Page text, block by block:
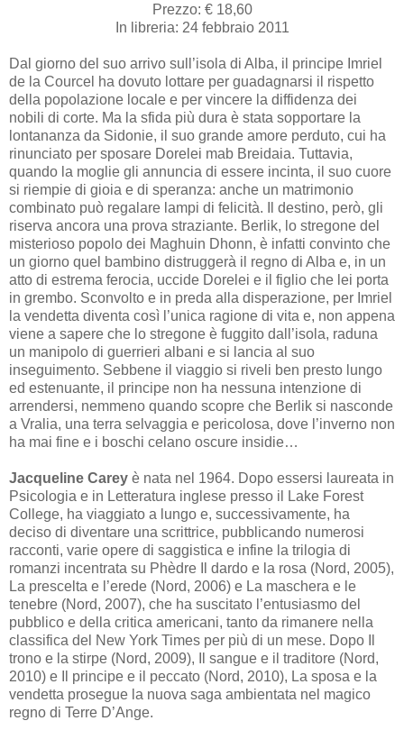
Prezzo: € 18,60
In libreria: 24 febbraio 2011
Dal giorno del suo arrivo sull’isola di Alba, il principe Imriel
de la Courcel ha dovuto lottare per guadagnarsi il rispetto
della popolazione locale e per vincere la diffidenza dei
nobili di corte. Ma la sfida più dura è stata sopportare la
lontananza da Sidonie, il suo grande amore perduto, cui ha
rinunciato per sposare Dorelei mab Breidaia. Tuttavia,
quando la moglie gli annuncia di essere incinta, il suo cuore
si riempie di gioia e di speranza: anche un matrimonio
combinato può regalare lampi di felicità. Il destino, però, gli
riserva ancora una prova straziante. Berlik, lo stregone del
misterioso popolo dei Maghuin Dhonn, è infatti convinto che
un giorno quel bambino distruggerà il regno di Alba e, in un
atto di estrema ferocia, uccide Dorelei e il figlio che lei porta
in grembo. Sconvolto e in preda alla disperazione, per Imriel
la vendetta diventa così l’unica ragione di vita e, non appena
viene a sapere che lo stregone è fuggito dall’isola, raduna
un manipolo di guerrieri albani e si lancia al suo
inseguimento. Sebbene il viaggio si riveli ben presto lungo
ed estenuante, il principe non ha nessuna intenzione di
arrendersi, nemmeno quando scopre che Berlik si nasconde
a Vralia, una terra selvaggia e pericolosa, dove l’inverno non
ha mai fine e i boschi celano oscure insidie…
Jacqueline Carey è nata nel 1964. Dopo essersi laureata in
Psicologia e in Letteratura inglese presso il Lake Forest
College, ha viaggiato a lungo e, successivamente, ha
deciso di diventare una scrittrice, pubblicando numerosi
racconti, varie opere di saggistica e infine la trilogia di
romanzi incentrata su Phèdre Il dardo e la rosa (Nord, 2005),
La prescelta e l’erede (Nord, 2006) e La maschera e le
tenebre (Nord, 2007), che ha suscitato l’entusiasmo del
pubblico e della critica americani, tanto da rimanere nella
classifica del New York Times per più di un mese. Dopo Il
trono e la stirpe (Nord, 2009), Il sangue e il traditore (Nord,
2010) e Il principe e il peccato (Nord, 2010), La sposa e la
vendetta prosegue la nuova saga ambientata nel magico
regno di Terre D’Ange.